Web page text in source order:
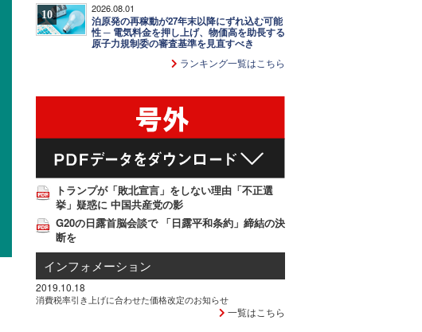
10 2026.08.01
泊原発の再稼動が27年末以降にずれ込む可能
性 ─ 電気料金を押し上げ、物価高を助長する
原子力規制委の審査基準を見直すべき
ランキング一覧はこちら
トランプが「敗北宣言」をしない理由「不正選
挙」疑惑に 中国共産党の影
G20の日露首脳会談で 「日露平和条約」締結の決
断を
インフォメーション
2019.10.18
消費税率引き上げに合わせた価格改定のお知らせ
一覧はこちら